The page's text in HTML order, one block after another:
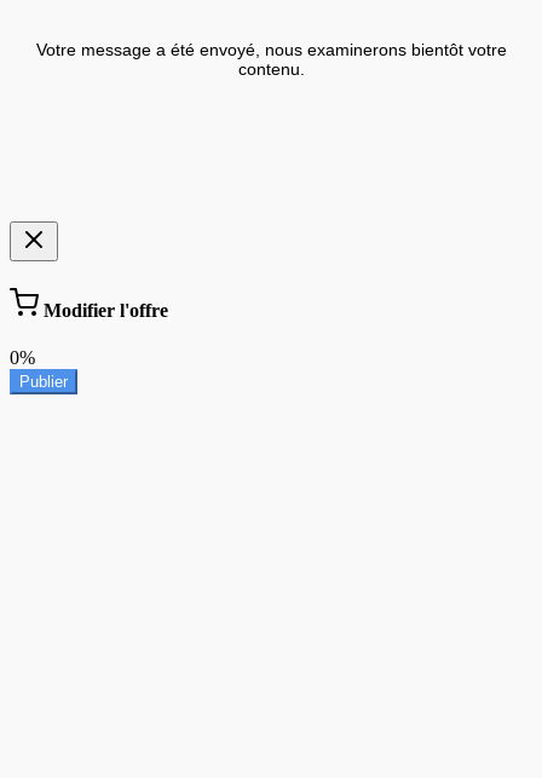
Votre message a été envoyé, nous examinerons bientôt votre
contenu.
Modifier l'offre
0%
Publier